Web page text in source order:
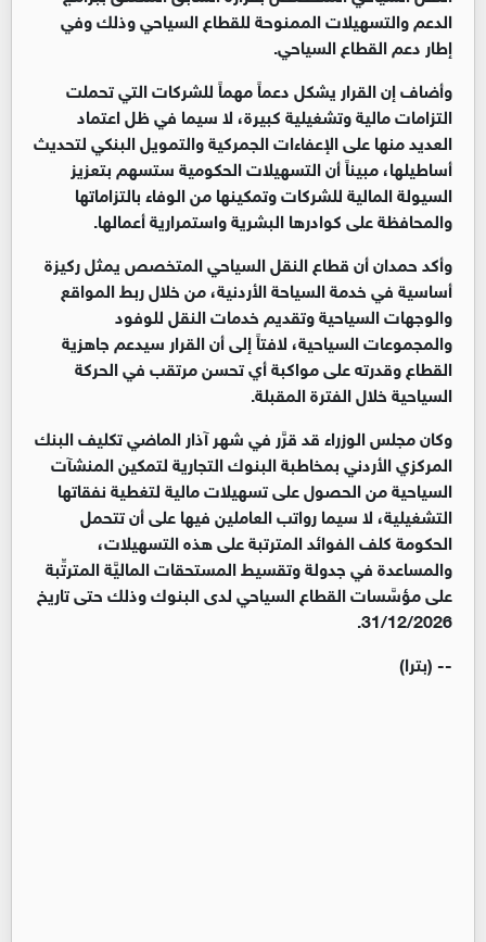
الدعم والتسهيلات الممنوحة للقطاع السياحي وذلك وفي
إطار دعم القطاع السياحي.
وأضاف إن القرار يشكل دعماً مهماً للشركات التي تحملت
التزامات مالية وتشغيلية كبيرة، لا سيما في ظل اعتماد
العديد منها على الإعفاءات الجمركية والتمويل البنكي لتحديث
أساطيلها، مبيناً أن التسهيلات الحكومية ستسهم بتعزيز
السيولة المالية للشركات وتمكينها من الوفاء بالتزاماتها
والمحافظة على كوادرها البشرية واستمرارية أعمالها.
وأكد حمدان أن قطاع النقل السياحي المتخصص يمثل ركيزة
أساسية في خدمة السياحة الأردنية، من خلال ربط المواقع
والوجهات السياحية وتقديم خدمات النقل للوفود
والمجموعات السياحية، لافتاً إلى أن القرار سيدعم جاهزية
القطاع وقدرته على مواكبة أي تحسن مرتقب في الحركة
السياحية خلال الفترة المقبلة.
وكان مجلس الوزراء قد قرَّر في شهر آذار الماضي تكليف البنك
المركزي الأردني بمخاطبة البنوك التجارية لتمكين المنشآت
السياحية من الحصول على تسهيلات مالية لتغطية نفقاتها
التشغيلية، لا سيما رواتب العاملين فيها على أن تتحمل
الحكومة كلف الفوائد المترتبة على هذه التسهيلات،
والمساعدة في جدولة وتقسيط المستحقات الماليَّة المترتِّبة
على مؤسَّسات القطاع السياحي لدى البنوك وذلك حتى تاريخ
31/12/2026.
-- (بترا)